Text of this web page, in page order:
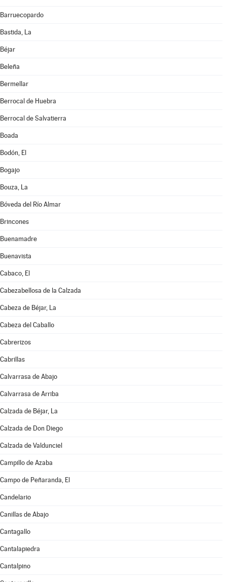
Barruecopardo
Bastida, La
Béjar
Beleña
Bermellar
Berrocal de Huebra
Berrocal de Salvatierra
Boada
Bodón, El
Bogajo
Bouza, La
Bóveda del Río Almar
Brincones
Buenamadre
Buenavista
Cabaco, El
Cabezabellosa de la Calzada
Cabeza de Béjar, La
Cabeza del Caballo
Cabrerizos
Cabrillas
Calvarrasa de Abajo
Calvarrasa de Arriba
Calzada de Béjar, La
Calzada de Don Diego
Calzada de Valdunciel
Campillo de Azaba
Campo de Peñaranda, El
Candelario
Canillas de Abajo
Cantagallo
Cantalapiedra
Cantalpino